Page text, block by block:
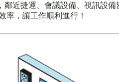
鄰近捷運、會議設備、視訊設備
率，讓工作順利進行！